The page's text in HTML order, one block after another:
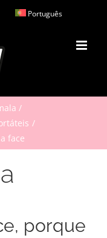
Português
face
porque